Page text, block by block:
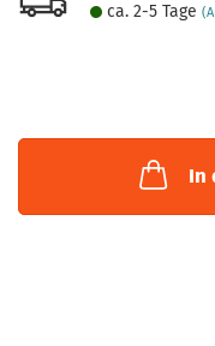
ca. 2-5 Tage
In